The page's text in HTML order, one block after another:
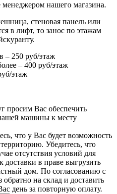
менеджером нашего магазина.
стеновая панель или
в лифт, то занос по этажам
– 250 руб/этаж
– 400 руб/этаж
этаж
просим Вас обеспечить
машины к месту
что у Вас будет возможность
Убедитесь, что
отсутствия условий для
доставки в праве выгрузить
дом. По согласованию с
на склад и доставить
день за повторную оплату.